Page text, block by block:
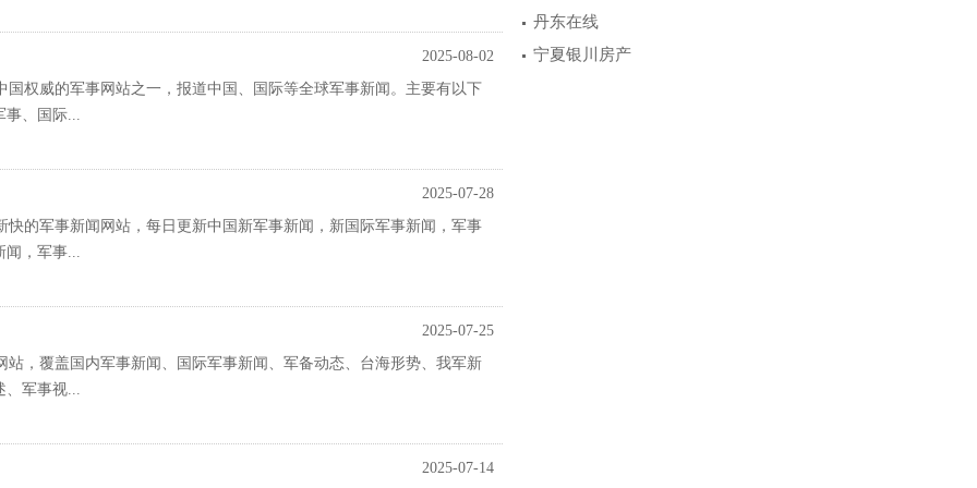
2025-08-02
国权威的军事网站之一，报道中国、国际等全球军事新闻。主要有以下
事、国际...
2025-07-28
快的军事新闻网站，每日更新中国新军事新闻，新国际军事新闻，军事
闻，军事...
2025-07-25
站，覆盖国内军事新闻、国际军事新闻、军备动态、台海形势、我军新
、军事视...
2025-07-14
丹东在线
宁夏银川房产